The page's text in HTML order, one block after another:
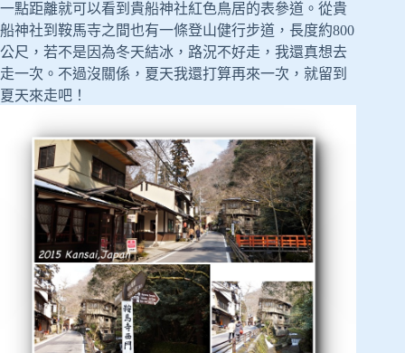
一點距離就可以看到貴船神社紅色鳥居的表參道。從貴
船神社到鞍馬寺之間也有一條登山健行步道，長度約800
公尺，若不是因為冬天結冰，路況不好走，我還真想去
走一次。不過沒關係，夏天我還打算再來一次，就留到
夏天來走吧！